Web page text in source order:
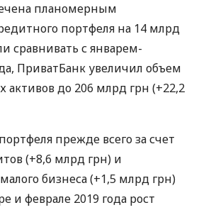
планомерным
портфеля на 14 млрд
сравнивать с январем-
ПриватБанк увеличил объем
активов до 206 млрд грн (+22,2
прежде всего за счет
(+8,6 млрд грн) и
бизнеса (+1,5 млрд грн)
и феврале 2019 года рост